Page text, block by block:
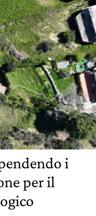
i
per il